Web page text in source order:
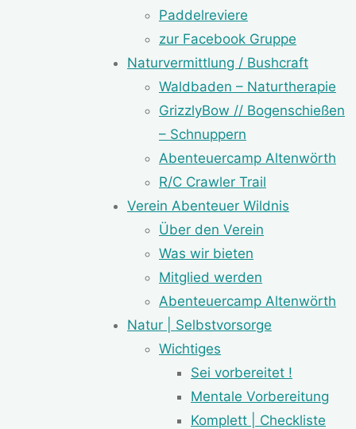
Paddelreviere
zur Facebook Gruppe
Naturvermittlung / Bushcraft
Waldbaden – Naturtherapie
GrizzlyBow // Bogenschießen
– Schnuppern
Abenteuercamp Altenwörth
R/C Crawler Trail
Verein Abenteuer Wildnis
Über den Verein
Was wir bieten
Mitglied werden
Abenteuercamp Altenwörth
Natur | Selbstvorsorge
Wichtiges
Sei vorbereitet !
Mentale Vorbereitung
Komplett | Checkliste